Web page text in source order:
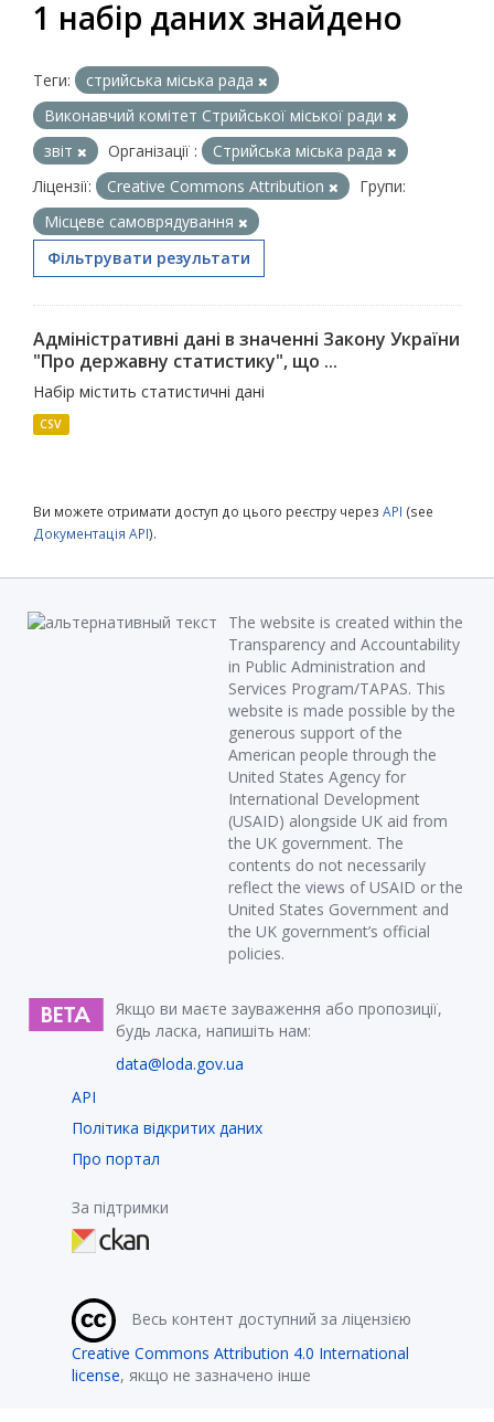
1 набір даних знайдено
Теги:
стрийська міська рада
Виконавчий комітет Стрийської міської ради
звіт
Організації :
Стрийська міська рада
Ліцензії:
Creative Commons Attribution
Групи:
Місцеве самоврядування
Фільтрувати результати
Адміністративні дані в значенні Закону України
"Про державну статистику", що ...
Набір містить статистичні дані
CSV
Ви можете отримати доступ до цього реєстру через API (see
Документація API).
The website is created within the
Transparency and Accountability
in Public Administration and
Services Program/TAPAS. This
website is made possible by the
generous support of the
American people through the
United States Agency for
International Development
(USAID) alongside UK aid from
the UK government. The
contents do not necessarily
reflect the views of USAID or the
United States Government and
the UK government’s official
policies.
Якщо ви маєте зауваження або пропозиції,
будь ласка, напишіть нам:
data@loda.gov.ua
API
Політика відкритих даних
Про портал
За підтримки
Весь контент доступний за ліцензією
Creative Commons Attribution 4.0 International
license, якщо не зазначено інше